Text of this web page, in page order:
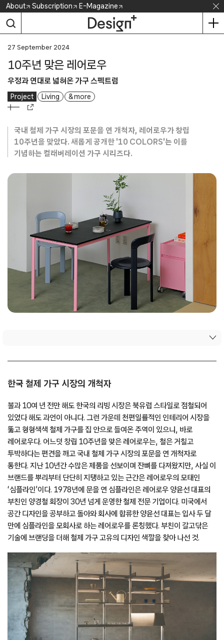
Skip
content
About Subscription E-Magazine
27 September 2024
10주년 맞은 레어로우
우정과 연대로 넓혀온 가구 스펙트럼
Project Living & more
국내 철제 가구 시장의 포문을 연 개척자, 레어로우가 창립
10주년을 맞았다. 새롭게 공개한 '10 COLORS'는 이를
기념하는 컬래버레이션 가구 시리즈다.
한국 철제 가구 시장의 개척자
불과 10여 년 전만 해도 한국의 리빙 시장은 북유럽 스타일로 점철되어
있었다 해도 과언이 아니다. 그런 가운데 천편일률적인 인테리어 시장을
뚫고 형형색색 철제 가구를 집 안으로 들여온 주역이 있으니, 바로
레어로우다. 어느덧 창립 10주년을 맞은 레어로우는, 철은 거칠고
투박하다는 편견을 깨고 국내 철제 가구 시장의 포문을 연 개척자로
통한다. 지난 10년간 수많은 제품을 선보이며 잔뼈를 다져왔지만, 사실 이
브랜드를 뿌리부터 단단히 지탱하고 있는 근간은 레어로우의 모태인
‘심플라인’이다. 1978년에 문을 연 심플라인은 레어로우 양윤선 대표의
부친인 양경철 회장이 30년 넘게 운영한 철제 전문 기업이다. 미국에서
공간 디자인을 공부하고 돌아와 회사에 합류한 양윤선 대표는 입사 두 달
만에 심플라인을 모회사로 하는 레어로우를 론칭했다. 부친이 갈고닦은
기술에 브랜딩을 더해 철제 가구 고유의 디자인 색깔을 찾아 나선 것.